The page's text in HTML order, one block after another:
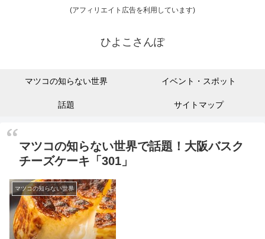
(アフィリエイト広告を利用しています)
ひよこさんぽ
マツコの知らない世界 イベント・スポット
話題 サイトマップ
マツコの知らない世界で話題！大阪バスク
チーズケーキ「301」
マツコの知らない世界